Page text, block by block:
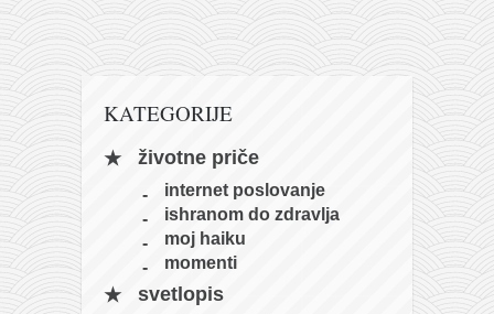
istorija karatea
bubishi
kihon
naihanchi
kushanku
temashiwari
kobudo
KATEGORIJE
životne priče
internet poslovanje
ishranom do zdravlja
moj haiku
momenti
svetlopis